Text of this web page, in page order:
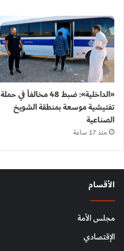
«الداخلية»: ضبط 48 مخالفاً في حملة
تفتيشية موسعة بمنطقة الشويخ
الصناعية
منذ 17 ساعة
الأقسام
مجلس الأمة
الإقتصادي